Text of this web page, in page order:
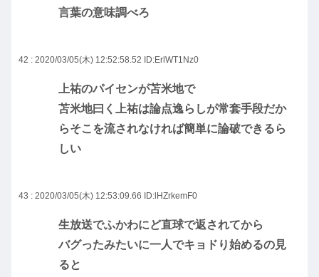
言葉の意味調べろ
42 : 2020/03/05(木) 12:52:58.52 ID:ErlWT1Nz0
上祐のパイセンが苫米地で
苫米地曰く上祐は論点逸らしが常套手段だか
らそこを流されなければ簡単に論破できるら
しい
43 : 2020/03/05(木) 12:53:09.66 ID:lHZrkemF0
生放送でふかわにど直球で返されてから
バグったみたいに一人でキョドり始めるの見
ると